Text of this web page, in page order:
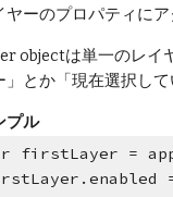
ヤーのプロパティに
objectは単一のレイ
」とか「現在選択し
プル
firstLayer =